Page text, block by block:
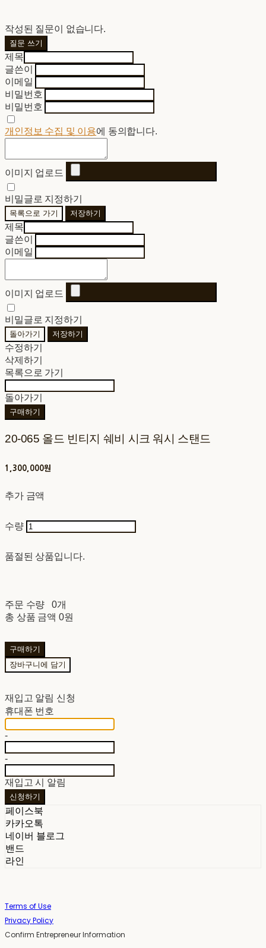
작성된 질문이 없습니다.
질문 쓰기
제목
글쓴이
이메일
비밀번호
비밀번호
개인정보 수집 및 이용에 동의합니다.
이미지 업로드
비밀글로 지정하기
목록으로 가기 저장하기
제목
글쓴이
이메일
이미지 업로드
비밀글로 지정하기
돌아가기 저장하기
수정하기
삭제하기
목록으로 가기
돌아가기
구매하기
20-065 올드 빈티지 쉐비 시크 워시 스탠드
1,300,000원
추가 금액
수량
품절된 상품입니다.
주문 수량
0개
총 상품 금액 0원
구매하기
장바구니에 담기
재입고 알림 신청
휴대폰 번호
-
-
재입고 시 알림
신청하기
페이스북
카카오톡
네이버 블로그
밴드
라인
Terms of Use
Privacy Policy
Confirm Entrepreneur Information